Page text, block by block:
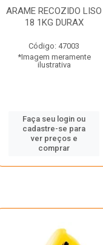
ARAME RECOZIDO LISO
18 1KG DURAX
Código: 47003
*Imagem meramente
ilustrativa
Faça seu login ou
cadastre-se para
ver preços e
comprar